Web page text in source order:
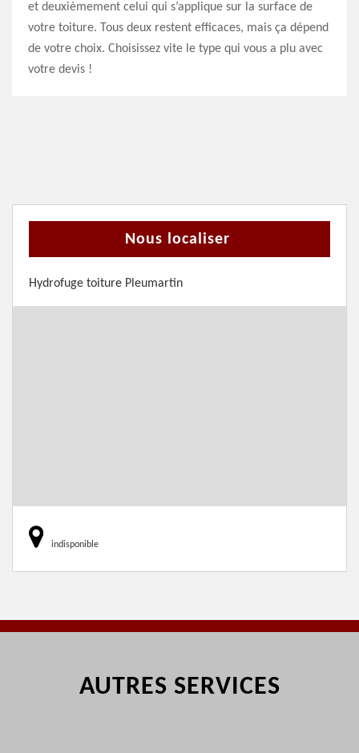
et deuxièmement celui qui s’applique sur la surface de
votre toiture. Tous deux restent efficaces, mais ça dépend
de votre choix. Choisissez vite le type qui vous a plu avec
votre devis !
Nous localiser
Hydrofuge toiture Pleumartin
indisponible
AUTRES SERVICES